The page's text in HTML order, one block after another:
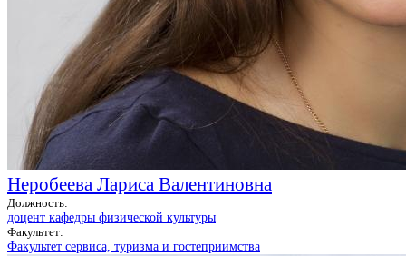
Неробеева Лариса Валентиновна
Должность:
доцент кафедры физической культуры
Факультет:
Факультет сервиса, туризма и гостеприимства